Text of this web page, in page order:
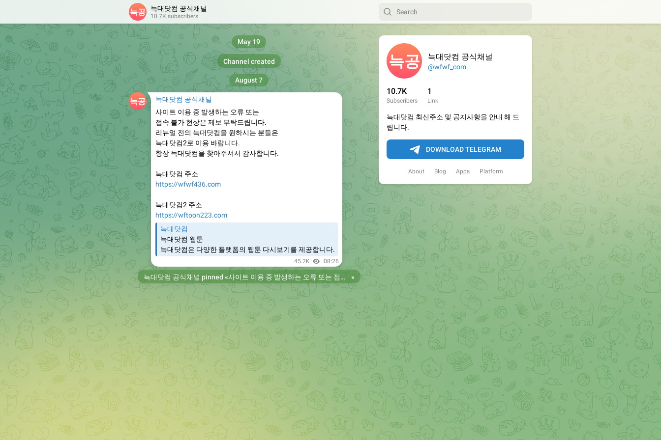
늑대닷컴 공식채널
@wfwf_com
10.7K
Subscribers
1
Link
늑대닷컴 최신주소 및 공지사항을 안내 해 드
립니다.
DOWNLOAD TELEGRAM
About Blog Apps Platform
늑대닷컴 공식채널
10.7K subscribers
Channel created
May 19
늑대닷컴 공식채널
사이트 이용 중 발생하는 오류 또는
접속 불가 현상은 제보 부탁드립니다.
리뉴얼 전의 늑대닷컴을 원하시는 분들은
늑대닷컴2로 이용 바랍니다.
항상 늑대닷컴을 찾아주셔서 감사합니다.
늑대닷컴 주소
https://wfwf436.com
늑대닷컴2 주소
https://wftoon223.com
늑대닷컴
늑대닷컴 웹툰
늑대닷컴은 다양한 플랫폼의 웹툰 다시보기를 제공합니다.
45.2K 08:26
August 7
늑대닷컴 공식채널 pinned « 사이트 이용 중 발생하는 오류 또는 접속 불가 현상은 제보 부탁드립니다. 리뉴얼 전의 늑대닷컴을 원하시는 분들은 늑대닷컴2로 이용 바랍니다. 항상 늑대닷컴을 찾아주셔서 감사합니다. 늑대닷컴 주소 https://wfwf436.com 늑대닷컴2 주소 https://wftoon223.com »